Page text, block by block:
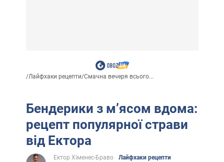
/Лайфхаки рецепти/Смачна вечеря всього...
Бендерики з м’ясом вдома:
рецепт популярної страви
від Ектора
Ектор Хіменес-Браво
Лайфхаки рецепти